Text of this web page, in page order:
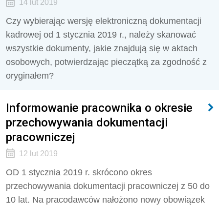
14 lut 2019
Czy wybierając wersję elektroniczną dokumentacji
kadrowej od 1 stycznia 2019 r., należy skanować
wszystkie dokumenty, jakie znajdują się w aktach
osobowych, potwierdzając pieczątką za zgodność z
oryginałem?
Informowanie pracownika o okresie
przechowywania dokumentacji
pracowniczej
12 lut 2019
OD 1 stycznia 2019 r. skrócono okres
przechowywania dokumentacji pracowniczej z 50 do
10 lat. Na pracodawców nałożono nowy obowiązek